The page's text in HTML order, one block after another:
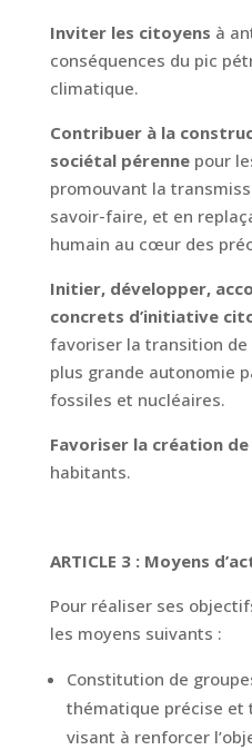
Inviter les citoyens à
conséquences du pic
climatique.
Contribuer à la
sociétal pérennepour
promouvant la
savoir-faire, et en
humain au cœur des
Initier, développer,
concrets d’initiative
favoriser la transition
plus grande autonomie
fossiles et nucléaires.
Favoriser la création de
habitants.
ARTICLE 3 : Moyens
Pour réaliser ses
les moyens suivants :
Constitution de
thématique précise et
visant à renforcer